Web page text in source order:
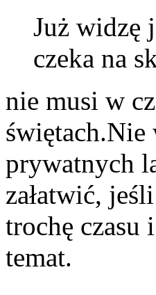
Już widzę
czeka na
nie musi w
świętach.Nie
prywatnych
załatwić,
trochę czasu
temat.